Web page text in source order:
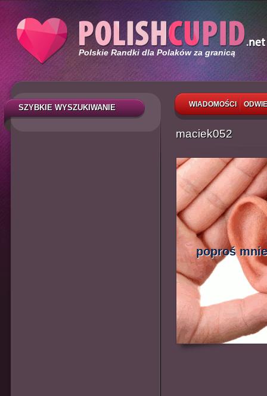
Polskie Randki dla Polaków za granicą
WIADOMOŚCI
SZYBKIE WYSZUKIWANIE
maciek052
poproś